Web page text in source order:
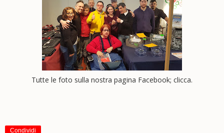
Tutte le foto sulla nostra pagina Facebook; clicca.
Condividi